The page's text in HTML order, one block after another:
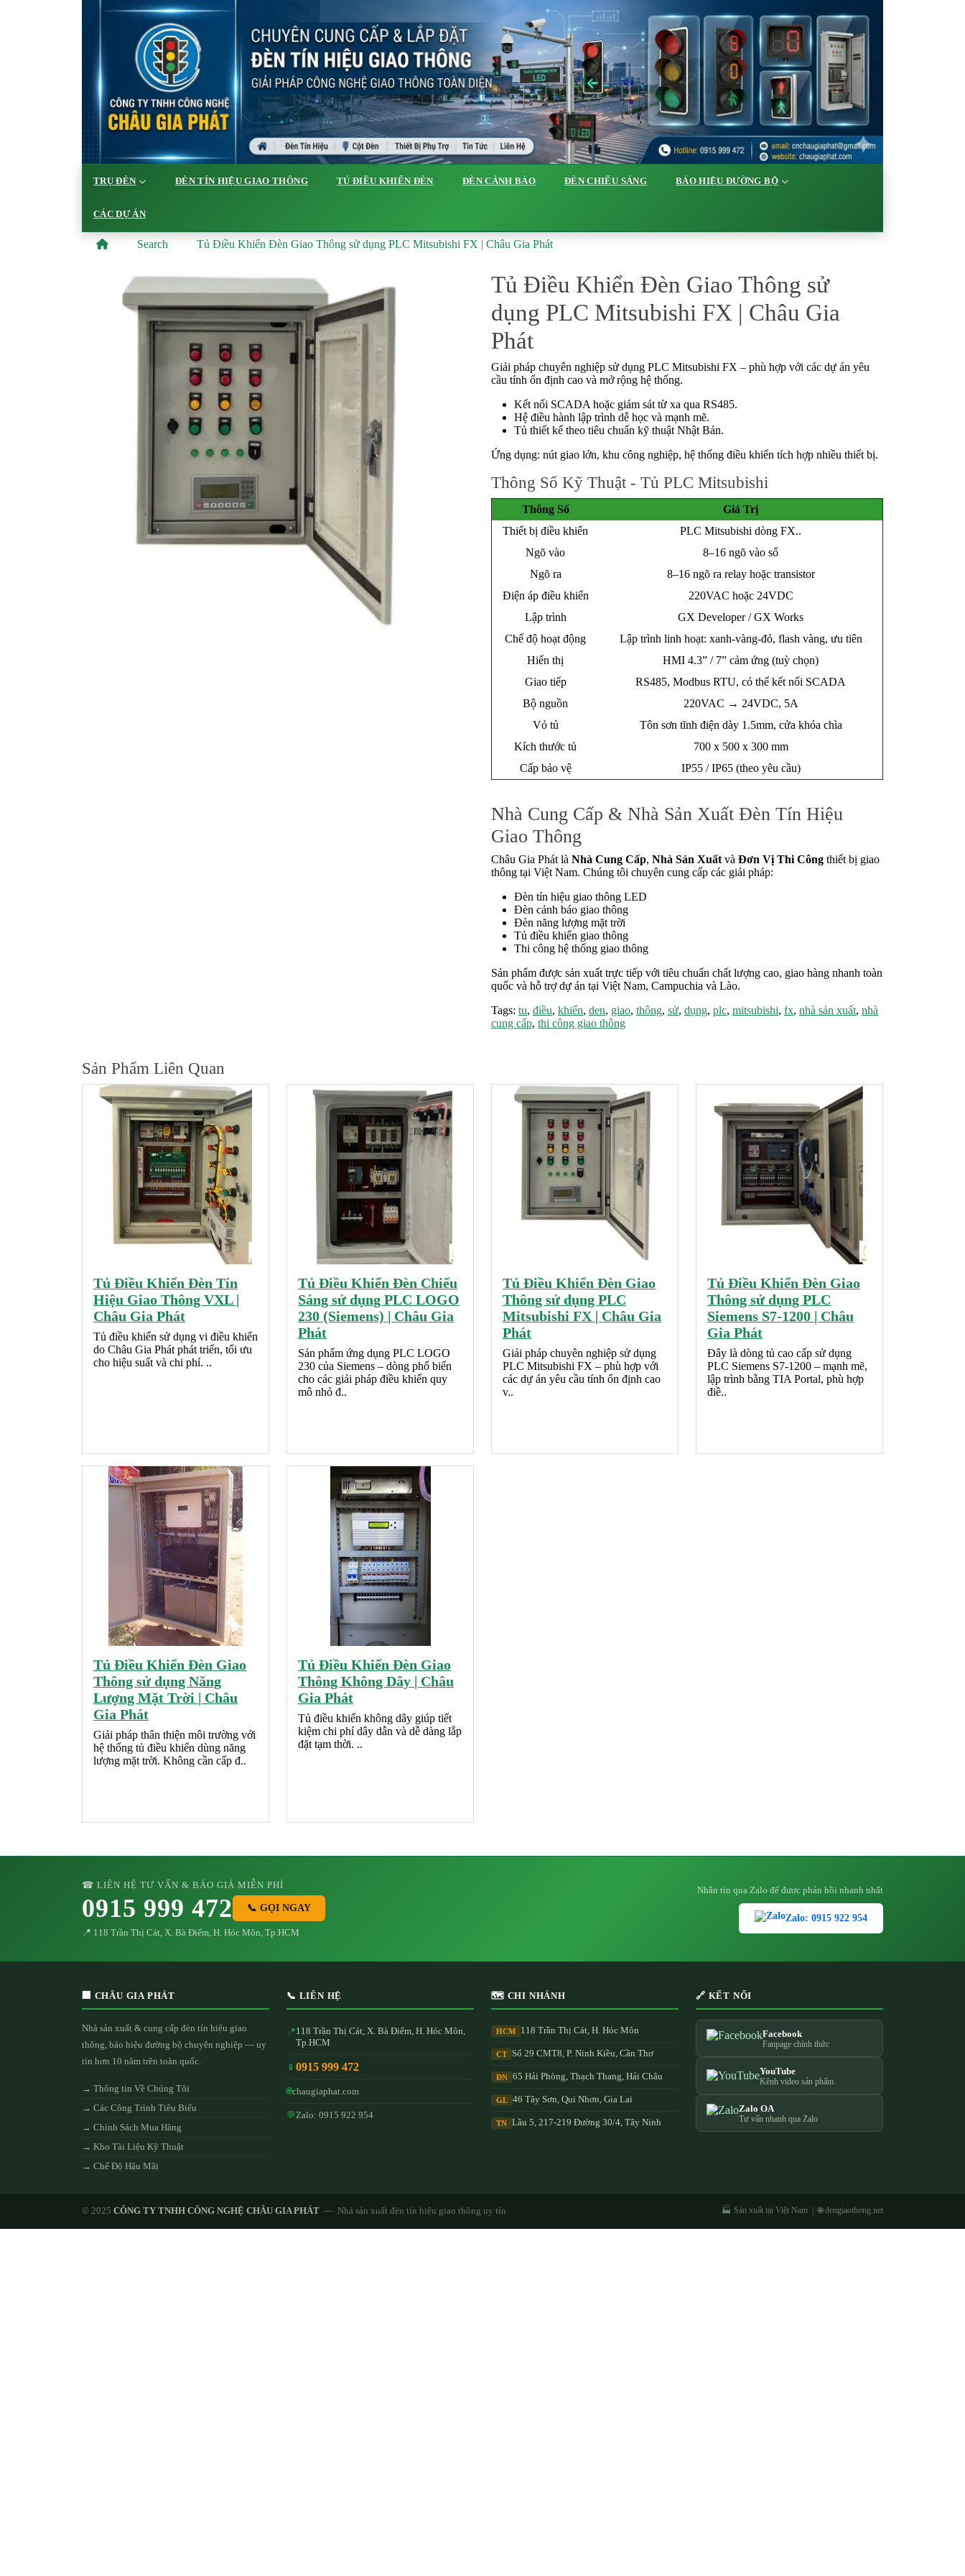
TRỤ ĐÈN ĐÈN TÍN HIỆU GIAO THÔNG TỦ ĐIỀU KHIỂN ĐÈN ĐÈN CẢNH BÁO ĐÈN CHIẾU SÁNG BÁO HIỆU ĐƯỜNG BỘ
CÁC DỰ ÁN
Search Tủ Điều Khiển Đèn Giao Thông sử dụng PLC Mitsubishi FX | Châu Gia Phát
Tủ Điều Khiển Đèn Giao Thông sử
dụng PLC Mitsubishi FX | Châu Gia
Phát
Giải pháp chuyên nghiệp sử dụng PLC Mitsubishi FX – phù hợp với các dự án yêu
cầu tính ổn định cao và mở rộng hệ thống.
Kết nối SCADA hoặc giám sát từ xa qua RS485.
Hệ điều hành lập trình dễ học và mạnh mẽ.
Tủ thiết kế theo tiêu chuẩn kỹ thuật Nhật Bản.
Ứng dụng: nút giao lớn, khu công nghiệp, hệ thống điều khiển tích hợp nhiều thiết bị.
Thông Số Kỹ Thuật - Tủ PLC Mitsubishi
Thông Số
Giá Trị
Thiết bị điều khiển
PLC Mitsubishi dòng FX..
Ngõ vào
8–16 ngõ vào số
Ngõ ra
8–16 ngõ ra relay hoặc transistor
Điện áp điều khiển
220VAC hoặc 24VDC
Lập trình
GX Developer / GX Works
Chế độ hoạt động
Lập trình linh hoạt: xanh-vàng-đỏ, flash vàng, ưu tiên
Hiển thị
HMI 4.3” / 7” cảm ứng (tuỳ chọn)
Giao tiếp
RS485, Modbus RTU, có thể kết nối SCADA
Bộ nguồn
220VAC → 24VDC, 5A
Vỏ tủ
Tôn sơn tĩnh điện dày 1.5mm, cửa khóa chìa
Kích thước tủ
700 x 500 x 300 mm
Cấp bảo vệ
IP55 / IP65 (theo yêu cầu)
Nhà Cung Cấp & Nhà Sản Xuất Đèn Tín Hiệu
Giao Thông
Châu Gia Phát là Nhà Cung Cấp, Nhà Sản Xuất và Đơn Vị Thi Công thiết bị giao
thông tại Việt Nam. Chúng tôi chuyên cung cấp các giải pháp:
Đèn tín hiệu giao thông LED
Đèn cảnh báo giao thông
Đèn năng lượng mặt trời
Tủ điều khiển giao thông
Thi công hệ thống giao thông
Sản phẩm được sản xuất trực tiếp với tiêu chuẩn chất lượng cao, giao hàng nhanh toàn
quốc và hỗ trợ dự án tại Việt Nam, Campuchia và Lào.
Tags: tu, điều, khiển, den, giao, thông, sử, dụng, plc, mitsubishi, fx, nhà sản xuất, nhà
cung cấp, thi công giao thông
Sản Phẩm Liên Quan
Tủ Điều Khiển Đèn Tín
Hiệu Giao Thông VXL |
Châu Gia Phát
Tủ điều khiển sử dụng vi điều khiển
do Châu Gia Phát phát triển, tối ưu
cho hiệu suất và chi phí. ..
Tủ Điều Khiển Đèn Chiếu
Sáng sử dụng PLC LOGO
230 (Siemens) | Châu Gia
Phát
Sản phẩm ứng dụng PLC LOGO
230 của Siemens – dòng phổ biến
cho các giải pháp điều khiển quy
mô nhỏ đ..
Tủ Điều Khiển Đèn Giao
Thông sử dụng PLC
Mitsubishi FX | Châu Gia
Phát
Giải pháp chuyên nghiệp sử dụng
PLC Mitsubishi FX – phù hợp với
các dự án yêu cầu tính ổn định cao
v..
Tủ Điều Khiển Đèn Giao
Thông sử dụng PLC
Siemens S7-1200 | Châu
Gia Phát
Đây là dòng tủ cao cấp sử dụng
PLC Siemens S7-1200 – mạnh mẽ,
lập trình bằng TIA Portal, phù hợp
điề..
Tủ Điều Khiển Đèn Giao
Thông sử dụng Năng
Lượng Mặt Trời | Châu
Gia Phát
Giải pháp thân thiện môi trường với
hệ thống tủ điều khiển dùng năng
lượng mặt trời. Không cần cấp đ..
Tủ Điều Khiển Đèn Giao
Thông Không Dây | Châu
Gia Phát
Tủ điều khiển không dây giúp tiết
kiệm chi phí dây dẫn và dễ dàng lắp
đặt tạm thời. ..
☎ LIÊN HỆ TƯ VẤN & BÁO GIÁ MIỄN PHÍ
0915 999 472 📞 GỌI NGAY
📍 118 Trần Thị Cát, X. Bà Điểm, H. Hóc Môn, Tp.HCM
Nhắn tin qua Zalo để được phản hồi nhanh nhất
Zalo: 0915 922 954
🏢 CHÂU GIA PHÁT
Nhà sản xuất & cung cấp đèn tín hiệu giao
thông, báo hiệu đường bộ chuyên nghiệp — uy
tín hơn 10 năm trên toàn quốc.
→ Thông tin Về Chúng Tôi
→ Các Công Trình Tiêu Biểu
→ Chính Sách Mua Hàng
→ Kho Tài Liệu Kỹ Thuật
→ Chế Độ Hậu Mãi
📞 LIÊN HỆ
📍118 Trần Thị Cát, X. Bà Điểm, H. Hóc Môn,
Tp.HCM
📱 0915 999 472
🌐chaugiaphat.com
💬Zalo: 0915 922 954
🗺️ CHI NHÁNH
HCM 118 Trần Thị Cát, H. Hóc Môn
CT Số 29 CMT8, P. Ninh Kiều, Cần Thơ
ĐN 65 Hải Phòng, Thạch Thang, Hải Châu
GL 46 Tây Sơn, Qui Nhơn, Gia Lai
TN Lầu 5, 217-219 Đường 30/4, Tây Ninh
🔗 KẾT NỐI
Facebook
Fanpage chính thức
YouTube
Kênh video sản phẩm
Zalo OA
Tư vấn nhanh qua Zalo
© 2025 CÔNG TY TNHH CÔNG NGHỆ CHÂU GIA PHÁT — Nhà sản xuất đèn tín hiệu giao thông uy tín 🏭 Sản xuất tại Việt Nam | 🌐 dengiaothong.net